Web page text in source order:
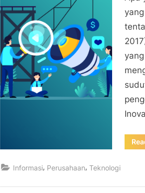
Informasi, Perusahaan, Teknologi